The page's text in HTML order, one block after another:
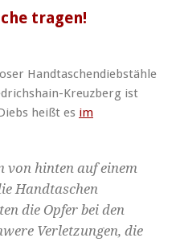
tragen!
Handtaschendiebstähle
Kreuzberg ist
heißt es im
von hinten auf einem
Handtaschen
die Opfer bei den
Verletzungen, die